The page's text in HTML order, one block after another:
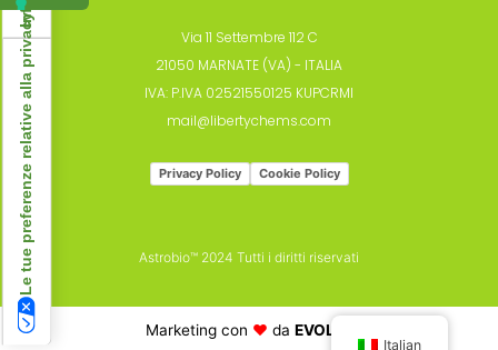
Via 11 Settembre 112 C
21050 MARNATE (VA) - ITALIA
IVA: P.IVA 02521550125 KUPCRMI
mail@libertychems.com
Privacy Policy Cookie Policy
Astrobio™ 2024 Tutti i diritti riservati
Marketing con ♥️ da EVOLVE
Italian
Le tue preferenze relative alla privacy